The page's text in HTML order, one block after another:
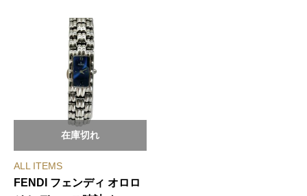
ALL ITEMS
FENDI フェンディ オロロ
在庫切れ